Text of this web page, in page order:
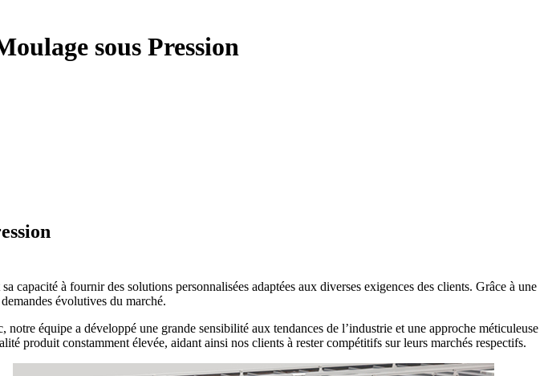
sous Pression
à fournir des solutions personnalisées adaptées aux diverses exigences des clients. Grâce à une
évolutives du marché.
équipe a développé une grande sensibilité aux tendances de l’industrie et une approche méticuleuse
produit constamment élevée, aidant ainsi nos clients à rester compétitifs sur leurs marchés respectifs.